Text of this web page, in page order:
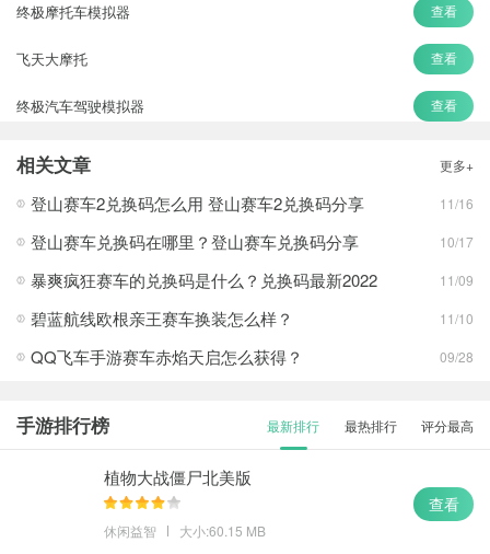
终极摩托车模拟器 查看
飞天大摩托 查看
终极汽车驾驶模拟器 查看
3D极速飚车
疯狂撞车王 查看
相关文章 更多+
登山赛车2兑换码怎么用 登山赛车2兑换码分享 11/16
登山赛车兑换码在哪里？登山赛车兑换码分享 10/17
暴爽疯狂赛车的兑换码是什么？兑换码最新2022 11/09
碧蓝航线欧根亲王赛车换装怎么样？ 11/10
QQ飞车手游赛车赤焰天启怎么获得？ 09/28
手游排行榜 最新排行 最热排行 评分最高
植物大战僵尸北美版
休闲益智 大小:60.15 MB
查看